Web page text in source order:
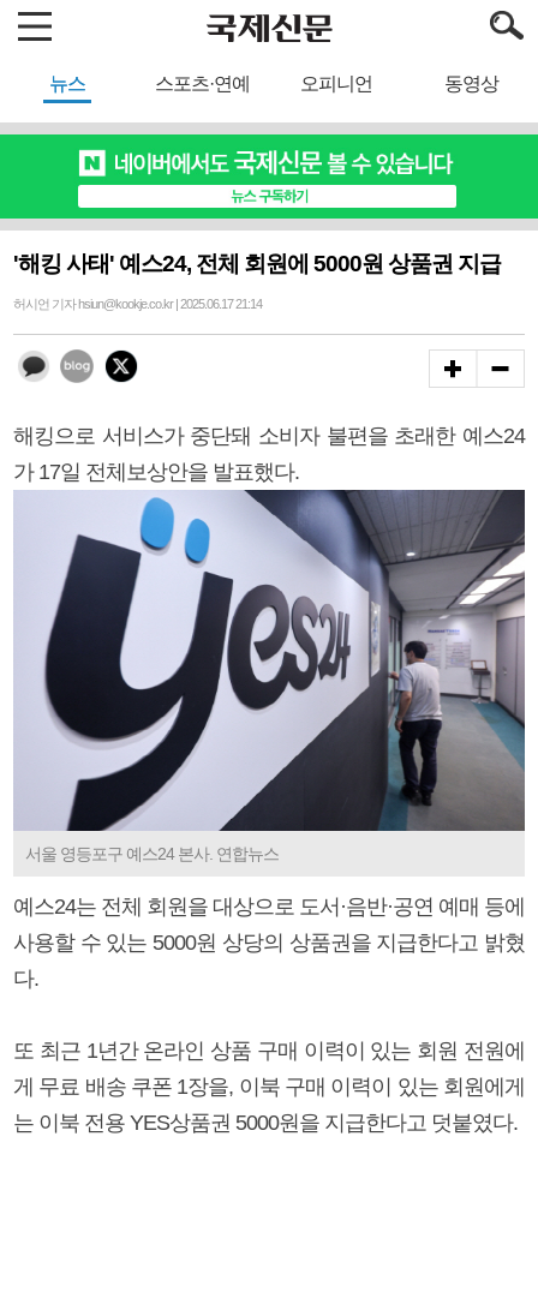
뉴스 스포츠·연예 오피니언 동영상
'해킹 사태' 예스24, 전체 회원에 5000원 상품권 지급
허시언 기자 hsiun@kookje.co.kr | 2025.06.17 21:14
해킹으로 서비스가 중단돼 소비자 불편을 초래한 예스24
가 17일 전체보상안을 발표했다.
서울 영등포구 예스24 본사. 연합뉴스
예스24는 전체 회원을 대상으로 도서·음반·공연 예매 등에
사용할 수 있는 5000원 상당의 상품권을 지급한다고 밝혔
다.
또 최근 1년간 온라인 상품 구매 이력이 있는 회원 전원에
게 무료 배송 쿠폰 1장을, 이북 구매 이력이 있는 회원에게
는 이북 전용 YES상품권 5000원을 지급한다고 덧붙였다.